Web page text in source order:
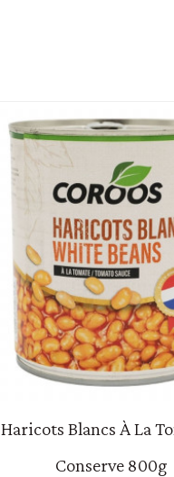
Haricots Blancs À La
Conserve 800g